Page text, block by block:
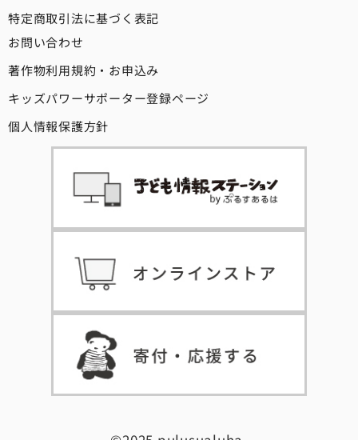
特定商取引法に基づく表記
お問い合わせ
著作物利用規約・お申込み
キッズパワーサポーター登録ページ
個人情報保護方針